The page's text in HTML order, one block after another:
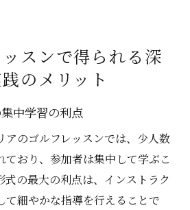
スンで得られる深
のメリット
中学習の利点
アのゴルフレッスンでは、少人数
ており、参加者は集中して学ぶこ
式の最大の利点は、インストラク
て細やかな指導を行えることで